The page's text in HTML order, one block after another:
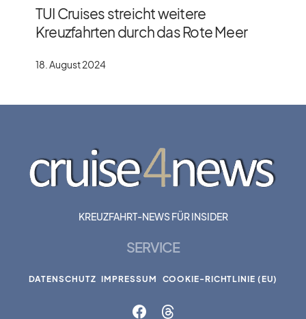
TUI Cruises streicht weitere
Kreuzfahrten durch das Rote Meer
18. August 2024
KREUZFAHRT-NEWS FÜR INSIDER
SERVICE
DATENSCHUTZ IMPRESSUM COOKIE-RICHTLINIE (EU)